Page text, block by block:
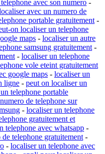
avec son numero -
avec un numero de
portable gratuitement -
on localiser un telephone
maps - localiser un autre
samsung gratuitement -
- localiser un telephone
vole eteint gratuitement
google maps - localiser un
ligne - peut on localiser un
telephone portable
de telephone sur
- localiser un telephone
gratuitement et
telephone avec whatsapp -
telephone gratuitement -
- localiser un telephone avec